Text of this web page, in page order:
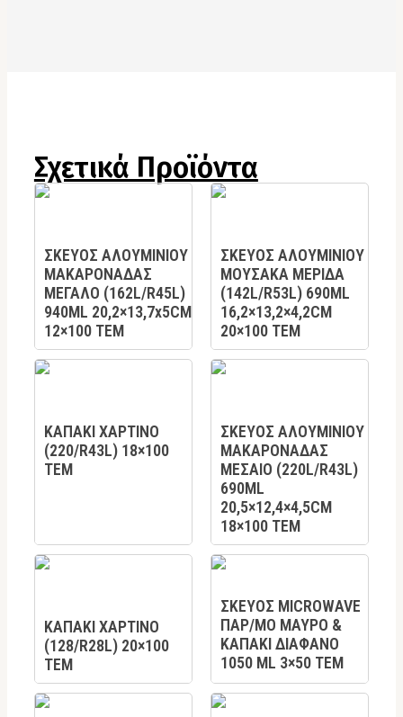
Σχετικά Προϊόντα
ΣΚΕΥΟΣ ΑΛΟΥΜΙΝΙΟΥ
ΜΑΚΑΡΟΝΑΔΑΣ
ΜΕΓΑΛΟ (162L/R45L)
940ML 20,2×13,7x5CM
12×100 TEM
ΣΚΕΥΟΣ ΑΛΟΥΜΙΝΙΟΥ
ΜΟΥΣΑΚΑ ΜΕΡΙΔΑ
(142L/R53L) 690ML
16,2×13,2×4,2CM
20×100 TEM
KAΠΑΚΙ ΧΑΡΤΙΝΟ
(220/R43L) 18×100
TEM
ΣΚΕΥΟΣ ΑΛΟΥΜΙΝΙΟΥ
ΜΑΚΑΡΟΝΑΔΑΣ
ΜΕΣΑΙΟ (220L/R43L)
690ML
20,5×12,4×4,5CM
18×100 ΤΕΜ
KAΠΑΚΙ ΧΑΡΤΙΝΟ
(128/R28L) 20×100
ΤΕΜ
ΣΚΕΥΟΣ MICROWAVE
ΠΑΡ/ΜΟ ΜΑΥΡΟ &
ΚΑΠΑΚΙ ΔΙΑΦΑΝΟ
1050 ML 3×50 TEM